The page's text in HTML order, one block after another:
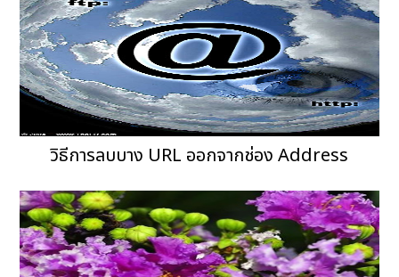
วิธีการลบบาง URL ออกจากช่อง Address